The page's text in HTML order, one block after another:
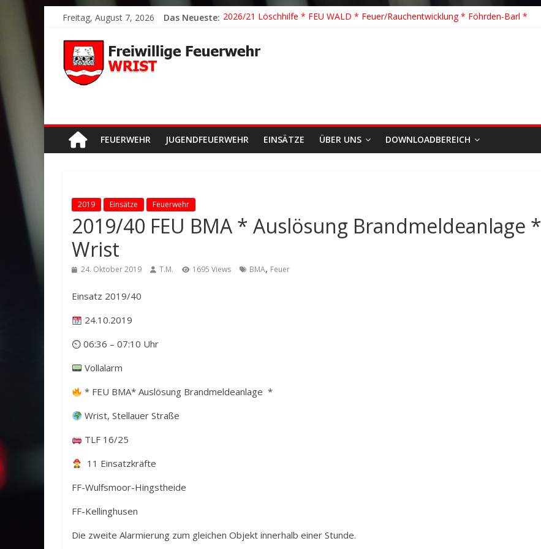
Freitag, August 7, 2026 Das Neueste: 2026/21 Löschhilfe * FEU WALD * Feuer/Rauchentwicklung * Föhrden-Barl *
2026/23 TH K Y * Person in festsitzendem Aufzug *
2026/22 TH Y * VU * 1 Person klemmt * Hingstheide
FEUERWEHR JUGENDFEUERWEHR EINSÄTZE ÜBER UNS DOWNLOADBEREICH
2019 Einsätze Feuerwehr
2019/40 FEU BMA * Auslösung Brandmeldeanlage *
Wrist
24. Oktober 2019 T.M. 1695 Views BMA, Feuer
Einsatz 2019/40
24.10.2019
⏲ 06:36 – 07:10 Uhr
Vollalarm
* FEU BMA* Auslösung Brandmeldeanlage *
Wrist, Stellauer Straße
TLF 16/25
11 Einsatzkräfte
FF-Wulfsmoor-Hingstheide
FF-Kellinghusen
Die zweite Alarmierung zum gleichen Objekt innerhalb einer Stunde.